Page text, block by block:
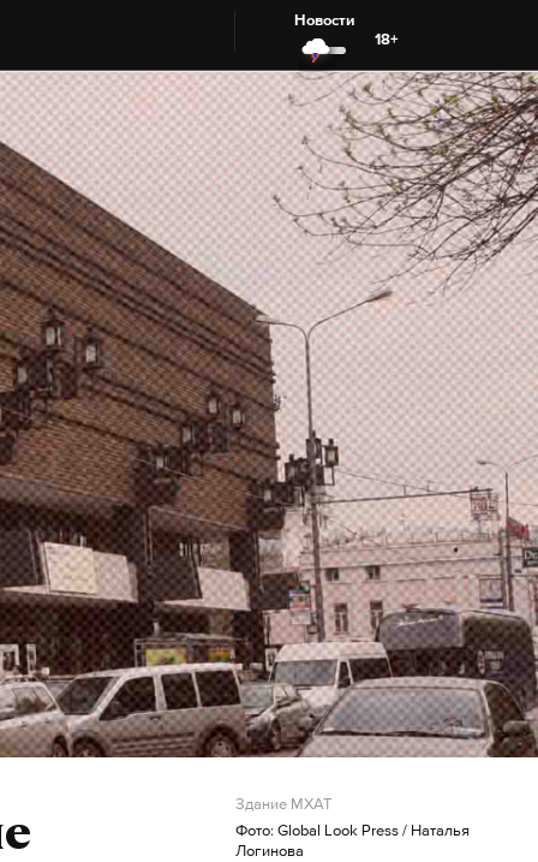
Новости
18+
Здание МХАТ
Фото: Global Look Press / Наталья
Логинова